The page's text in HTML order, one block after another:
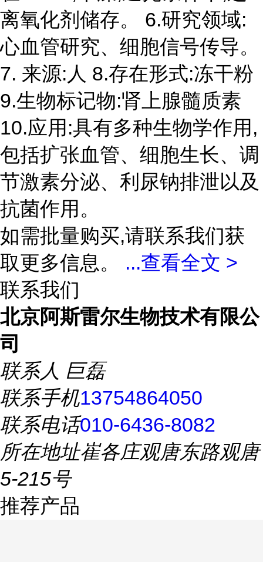
离氧化剂储存。 6.研究领域:
心血管研究、细胞信号传导。
7. 来源:人 8.存在形式:冻干粉
9.生物标记物:肾上腺髓质素
10.应用:具有多种生物学作用,
包括扩张血管、细胞生长、调
节激素分泌、利尿钠排泄以及
抗菌作用。
如需批量购买,请联系我们获
取更多信息。 ...查看全文 >
联系我们
北京阿斯雷尔生物技术有限公
司
联系人 巨磊
联系手机13754864050
联系电话010-6436-8082
所在地址崔各庄观唐东路观唐
5-215号
推荐产品